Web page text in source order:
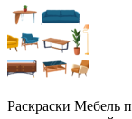
Раскраски Мебель